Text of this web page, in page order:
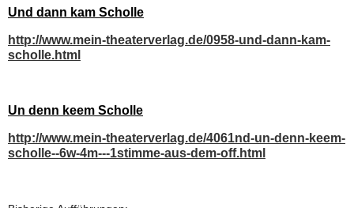
Gästebuch
Linkliste (3)
Presse
Und dann kam Scholle
http://www.mein-theaterverlag.de/0958-und-dann-kam-
scholle.html
Un denn keem Scholle
http://www.mein-theaterverlag.de/4061nd-un-denn-keem-
scholle--6w-4m---1stimme-aus-dem-off.html